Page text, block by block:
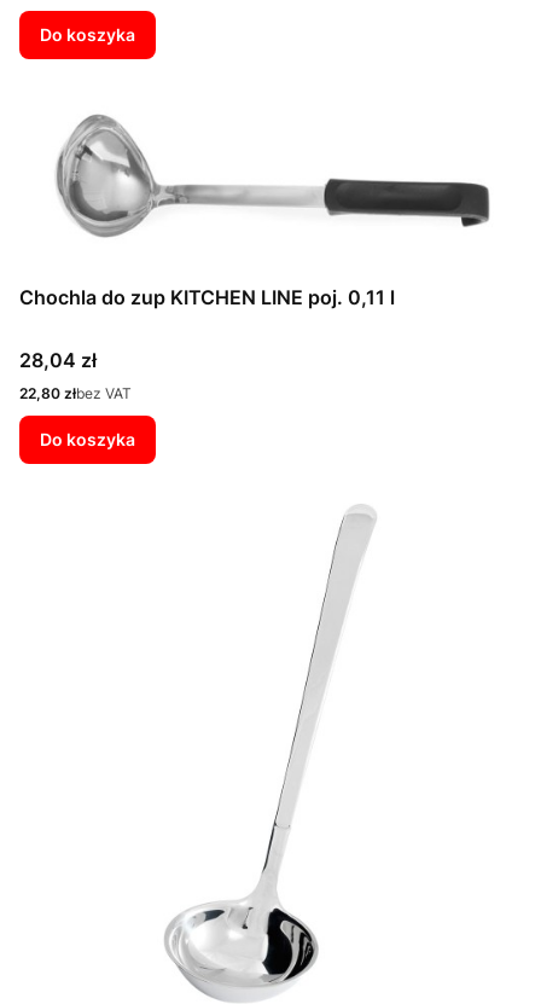
Do koszyka
Chochla do zup KITCHEN LINE poj. 0,11 l
Cena
28,04 zł
Cena
22,80 złbez VAT
Do koszyka